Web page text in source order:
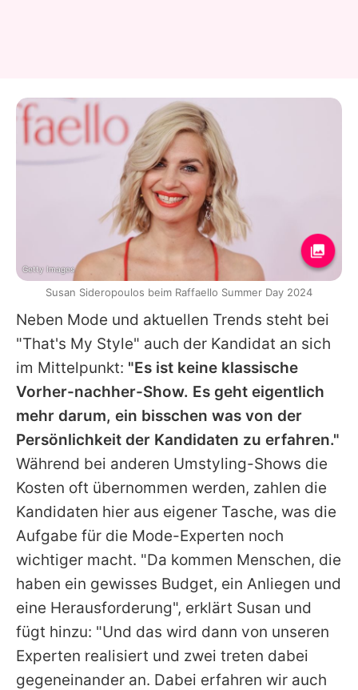
Neben Mode und aktuellen Trends steht bei
"That's My Style" auch der Kandidat an sich
im Mittelpunkt: "Es ist keine klassische
Vorher-nachher-Show. Es geht eigentlich
mehr darum, ein bisschen was von der
Persönlichkeit der Kandidaten zu erfahren."
Während bei anderen Umstyling-Shows die
Kosten oft übernommen werden, zahlen die
Kandidaten hier aus eigener Tasche, was die
Aufgabe für die Mode-Experten noch
wichtiger macht. "Da kommen Menschen, die
haben ein gewisses Budget, ein Anliegen und
eine Herausforderung", erklärt Susan und
fügt hinzu: "Und das wird dann von unseren
Experten realisiert und zwei treten dabei
gegeneinander an. Dabei erfahren wir auch
Getty Images
Susan Sideropoulos beim Raffaello Summer Day 2024